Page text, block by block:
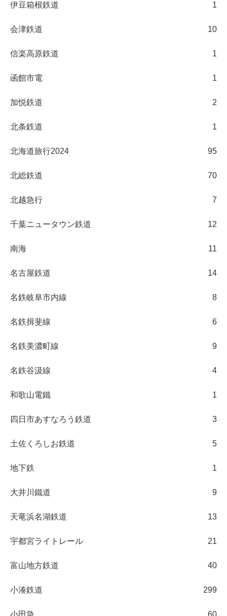
伊豆箱根鉄道 1
会津鉄道 10
信楽高原鉄道 1
函館市電 1
加悦鉄道 2
北条鉄道 1
北海道旅行2024 95
北総鉄道 70
北越急行 7
千葉ニュータウン鉄道 12
南海 11
名古屋鉄道 14
名鉄岐阜市内線 8
名鉄揖斐線 6
名鉄美濃町線 9
名鉄谷汲線 4
和歌山電鐵 1
四日市あすなろう鉄道 3
土佐くろしお鉄道 5
地下鉄 1
大井川鐵道 9
天竜浜名湖鉄道 13
宇都宮ライトレール 21
富山地方鉄道 40
小湊鉄道 299